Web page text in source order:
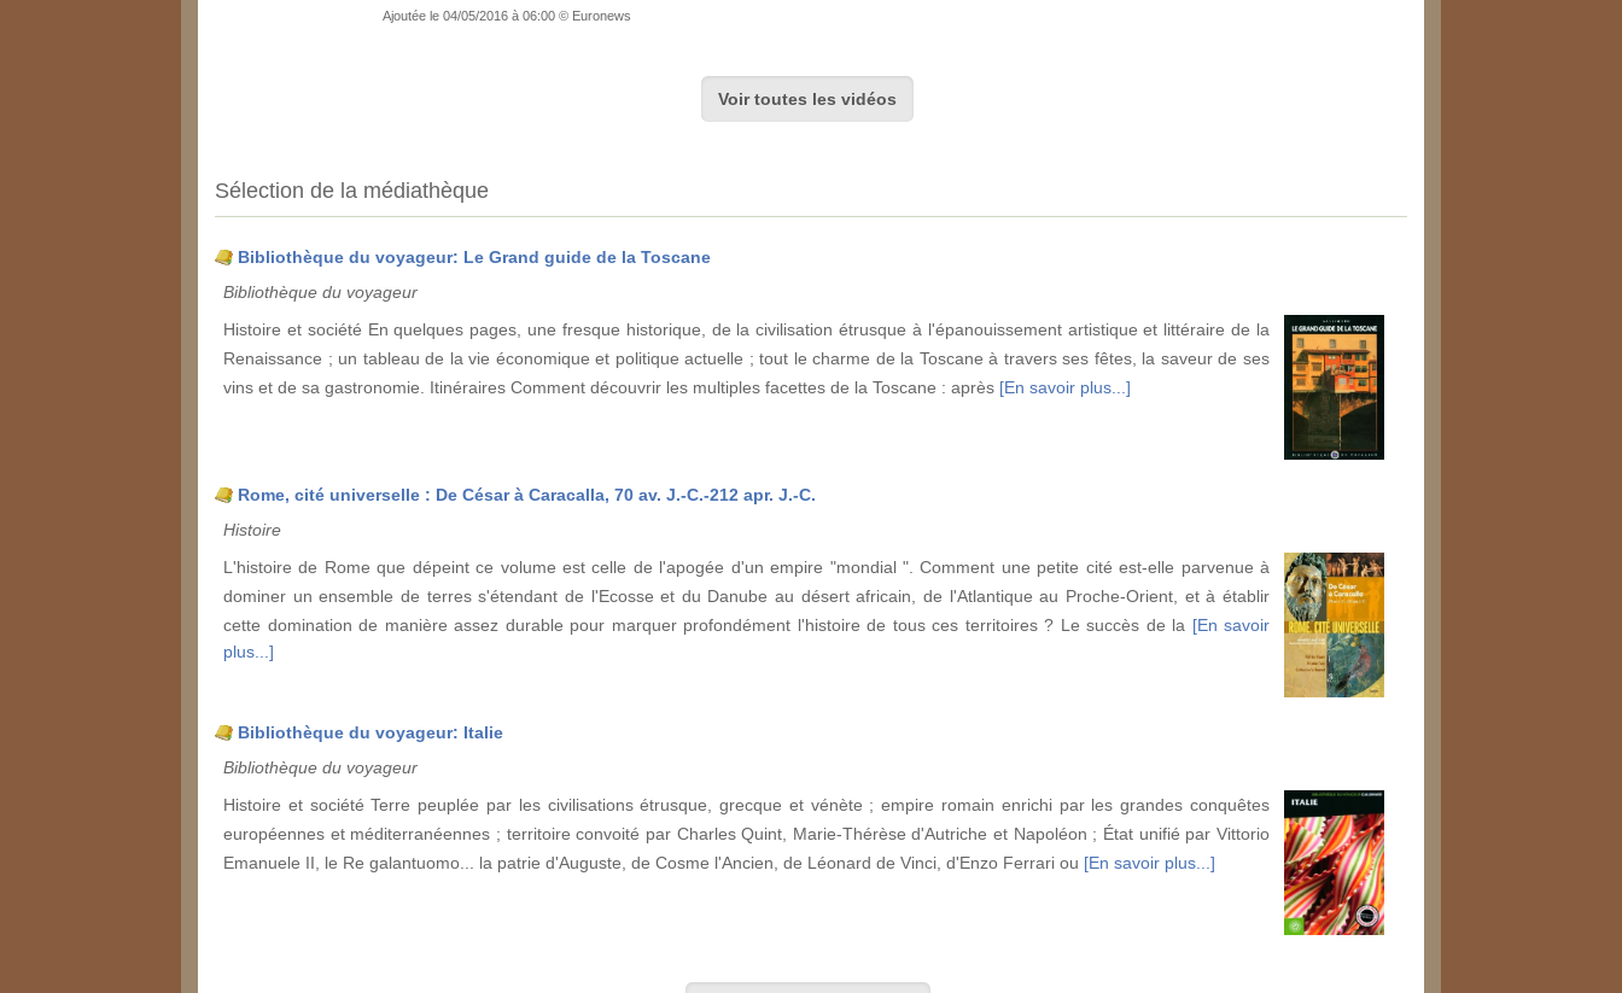
Ajoutée le 04/05/2016 à 06:00 © Euronews
Voir toutes les vidéos
Sélection de la médiathèque
Bibliothèque du voyageur: Le Grand guide de la Toscane
Bibliothèque du voyageur
Histoire et société En quelques pages, une fresque historique, de la civilisation étrusque à l'épanouissement artistique et littéraire de la
Renaissance ; un tableau de la vie économique et politique actuelle ; tout le charme de la Toscane à travers ses fêtes, la saveur de ses
vins et de sa gastronomie. Itinéraires Comment découvrir les multiples facettes de la Toscane : après [En savoir plus...]
Rome, cité universelle : De César à Caracalla, 70 av. J.-C.-212 apr. J.-C.
Histoire
L'histoire de Rome que dépeint ce volume est celle de l'apogée d'un empire "mondial ". Comment une petite cité est-elle parvenue à
dominer un ensemble de terres s'étendant de l'Ecosse et du Danube au désert africain, de l'Atlantique au Proche-Orient, et à établir
cette domination de manière assez durable pour marquer profondément l'histoire de tous ces territoires ? Le succès de la [En savoir
plus...]
Bibliothèque du voyageur: Italie
Bibliothèque du voyageur
Histoire et société Terre peuplée par les civilisations étrusque, grecque et vénète ; empire romain enrichi par les grandes conquêtes
européennes et méditerranéennes ; territoire convoité par Charles Quint, Marie-Thérèse d'Autriche et Napoléon ; État unifié par Vittorio
Emanuele II, le Re galantuomo... la patrie d'Auguste, de Cosme l'Ancien, de Léonard de Vinci, d'Enzo Ferrari ou [En savoir plus...]